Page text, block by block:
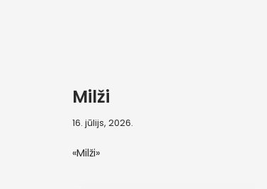
Milži
16. jūlijs, 2026.
«Milži»